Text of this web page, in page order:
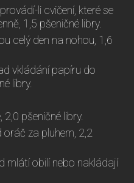
li cvičení, které se
1,5 pšeničné libry.
celý den na nohou, 1,6
vkládání papíru do
libry.
pšeničné libry.
oráč za pluhem, 2,2
mlátí obilí nebo nakládají